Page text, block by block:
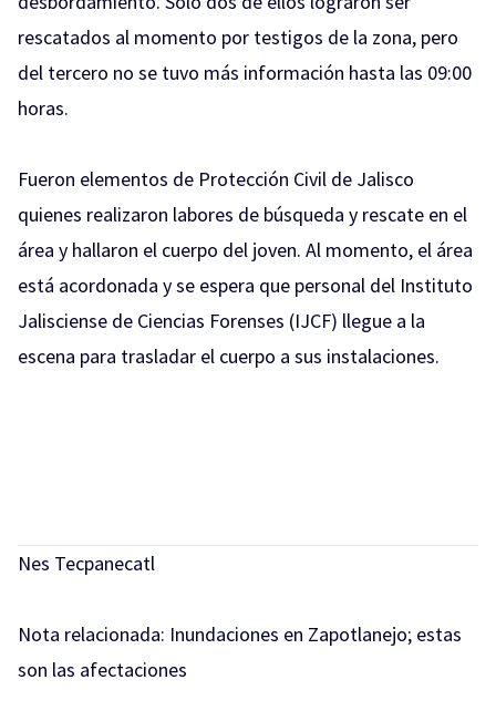
rescatados al momento por testigos de la zona, pero
del tercero no se tuvo más información hasta las 09:00
horas.
Fueron elementos de Protección Civil de Jalisco
quienes realizaron labores de búsqueda y rescate en el
área y hallaron el cuerpo del joven. Al momento, el área
está acordonada y se espera que personal del Instituto
Jalisciense de Ciencias Forenses (IJCF) llegue a la
escena para trasladar el cuerpo a sus instalaciones.
Nes Tecpanecatl
Nota relacionada: Inundaciones en Zapotlanejo; estas
son las afectaciones